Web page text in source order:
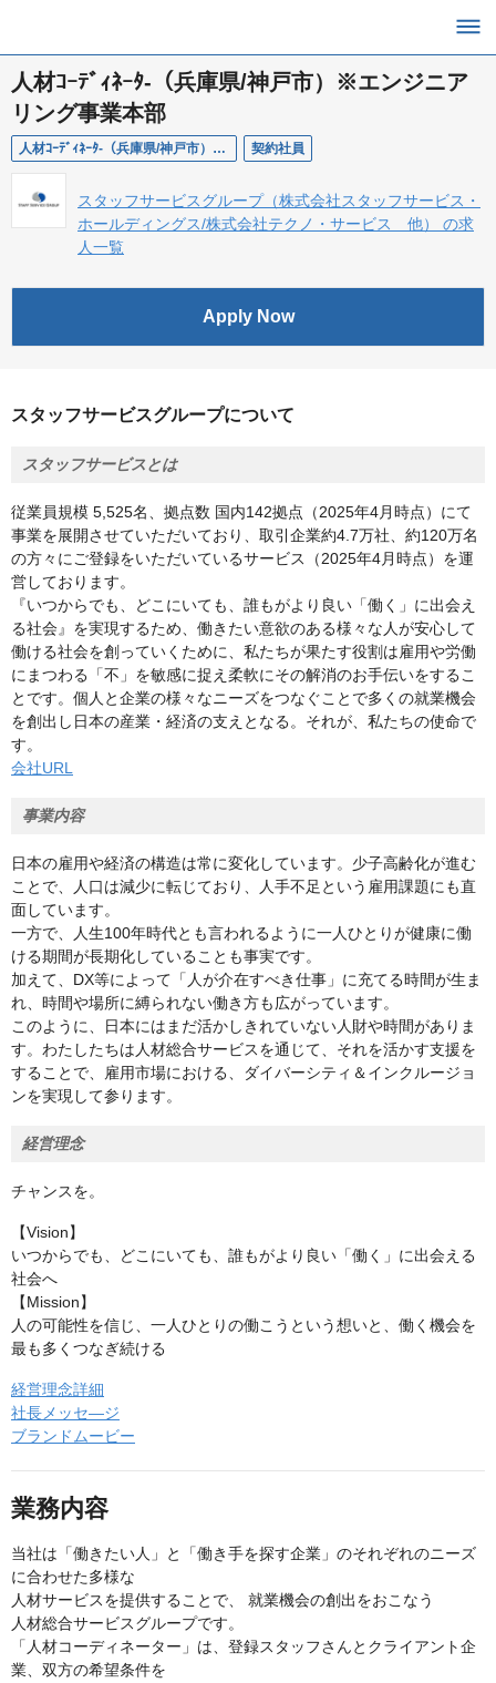
人材ｺｰﾃﾞｨﾈｰﾀ-（兵庫県/神戸市）※エンジニア
リング事業本部
人材ｺｰﾃﾞｨﾈｰﾀ-（兵庫県/神戸市）※エンジニアリング事業本部 契約社員
スタッフサービスグループ（株式会社スタッフサービス・
ホールディングス/株式会社テクノ・サービス 他） の求
人一覧
Apply Now
スタッフサービスグループについて
スタッフサービスとは
従業員規模 5,525名、拠点数 国内142拠点（2025年4月時点）にて
事業を展開させていただいており、取引企業約4.7万社、約120万名
の方々にご登録をいただいているサービス（2025年4月時点）を運
営しております。
『いつからでも、どこにいても、誰もがより良い「働く」に出会え
る社会』を実現するため、働きたい意欲のある様々な人が安心して
働ける社会を創っていくために、私たちが果たす役割は雇用や労働
にまつわる「不」を敏感に捉え柔軟にその解消のお手伝いをするこ
とです。個人と企業の様々なニーズをつなぐことで多くの就業機会
を創出し日本の産業・経済の支えとなる。それが、私たちの使命で
す。
会社URL
事業内容
日本の雇用や経済の構造は常に変化しています。少子高齢化が進む
ことで、人口は減少に転じており、人手不足という雇用課題にも直
面しています。
一方で、人生100年時代とも言われるように一人ひとりが健康に働
ける期間が⾧期化していることも事実です。
加えて、DX等によって「人が介在すべき仕事」に充てる時間が生ま
れ、時間や場所に縛られない働き方も広がっています。
このように、日本にはまだ活かしきれていない人財や時間がありま
す。わたしたちは人材総合サービスを通じて、それを活かす支援を
することで、雇用市場における、ダイバーシティ＆インクルージョ
ンを実現して参ります。
経営理念
チャンスを。
【Vision】
いつからでも、どこにいても、誰もがより良い「働く」に出会える
社会へ
【Mission】
人の可能性を信じ、一人ひとりの働こうという想いと、働く機会を
最も多くつなぎ続ける
経営理念詳細
社長メッセ―ジ
ブランドムービー
業務内容
当社は「働きたい人」と「働き手を探す企業」のそれぞれのニーズ
に合わせた多様な
人材サービスを提供することで、 就業機会の創出をおこなう
人材総合サービスグループです。
「人材コーディネーター」は、登録スタッフさんとクライアント企
業、双方の希望条件を